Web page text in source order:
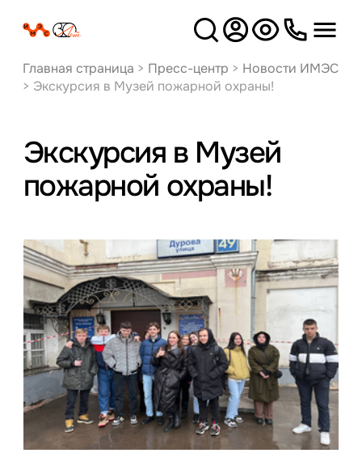
Версия
для слабовидящих
Главная страница > Пресс-центр > Новости ИМЭС
> Экскурсия в Музей пожарной охраны!
Экскурсия в Музей
пожарной охраны!